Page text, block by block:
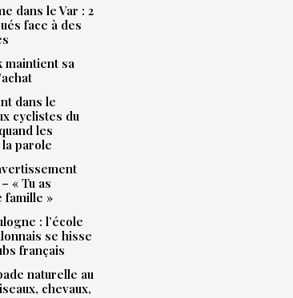
dans le Var : 2
face à des
maintient sa
dans le
cyclistes du
les
parole
« Tu as
famille »
: l’école
se hisse
français
naturelle au
chevaux,